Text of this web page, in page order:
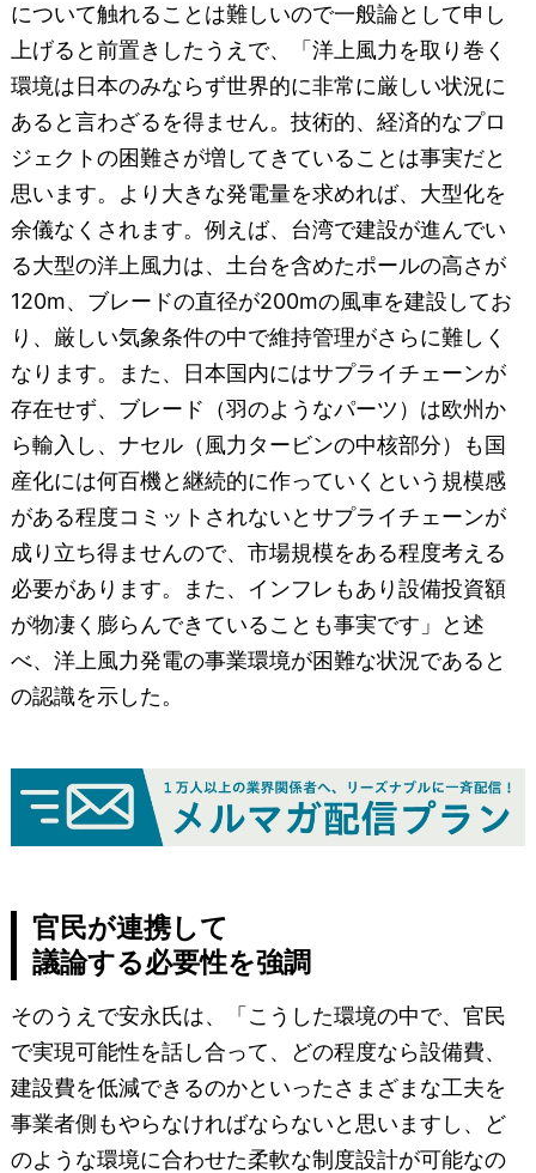
について触れることは難しいので一般論として申し
上げると前置きしたうえで、「洋上風力を取り巻く
環境は日本のみならず世界的に非常に厳しい状況に
あると言わざるを得ません。技術的、経済的なプロ
ジェクトの困難さが増してきていることは事実だと
思います。より大きな発電量を求めれば、大型化を
余儀なくされます。例えば、台湾で建設が進んでい
る大型の洋上風力は、土台を含めたポールの高さが
120m、ブレードの直径が200mの風車を建設してお
り、厳しい気象条件の中で維持管理がさらに難しく
なります。また、日本国内にはサプライチェーンが
存在せず、ブレード（羽のようなパーツ）は欧州か
ら輸入し、ナセル（風力タービンの中核部分）も国
産化には何百機と継続的に作っていくという規模感
がある程度コミットされないとサプライチェーンが
成り立ち得ませんので、市場規模をある程度考える
必要があります。また、インフレもあり設備投資額
が物凄く膨らんできていることも事実です」と述
べ、洋上風力発電の事業環境が困難な状況であると
の認識を示した。
官民が連携して
議論する必要性を強調
そのうえで安永氏は、「こうした環境の中で、官民
で実現可能性を話し合って、どの程度なら設備費、
建設費を低減できるのかといったさまざまな工夫を
事業者側もやらなければならないと思いますし、ど
のような環境に合わせた柔軟な制度設計が可能なの